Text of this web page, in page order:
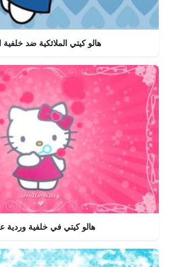
هالو كيتي الملائكية ضد خلفية
هالو كيتي في خلفية وردية